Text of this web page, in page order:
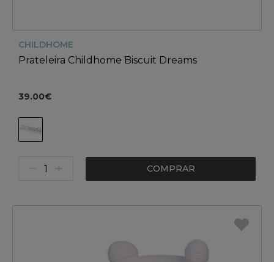
CHILDHOME
Prateleira Childhome Biscuit Dreams
39.00€
COMPRAR